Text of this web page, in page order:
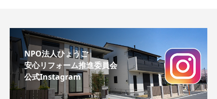
NPO法人ひょうご
安心リフォーム推進委員会
公式Instagram